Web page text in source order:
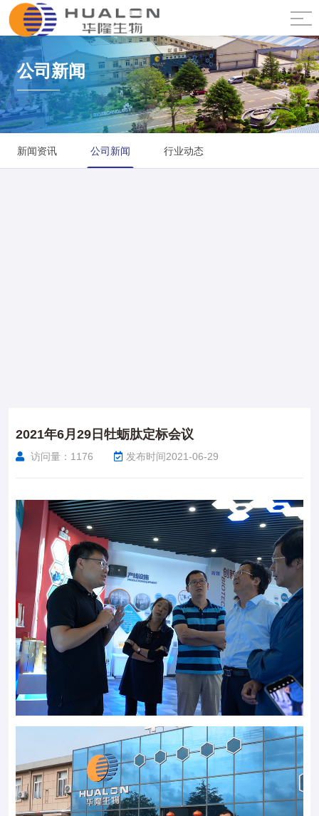
公司新闻
新闻资讯 公司新闻 行业动态
2021年6月29日牡蛎肽定标会议
访问量： 1176 发布时间2021-06-29